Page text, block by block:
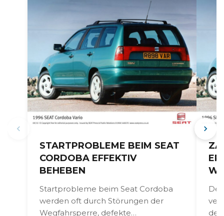
STARTPROBLEME BEIM SEAT
CORDOBA EFFEKTIV
BEHEBEN
Startprobleme beim Seat Cordoba
werden oft durch Störungen der
Wegfahrsperre, defekte